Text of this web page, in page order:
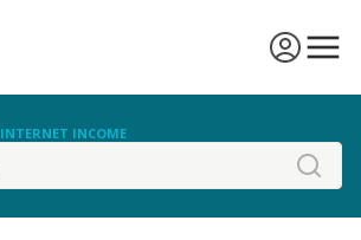
INTERNET INCOME